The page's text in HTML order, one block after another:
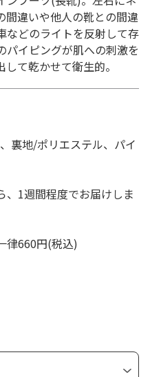
間違いや他人の靴との間違
などのライトを反射して存
パイピングが肌への刺激を
て乾かせて衛生的。
裏地/ポリエステル、パイ
1週間程度でお届けしま
律660円(税込)